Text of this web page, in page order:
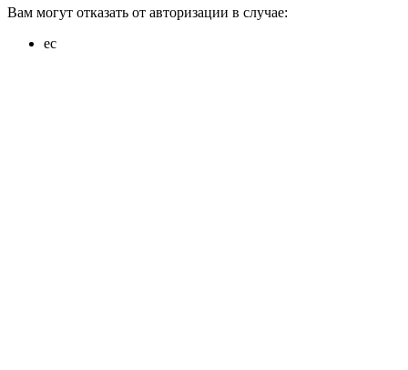
Вам могут отказать от авторизации в случае:
ес